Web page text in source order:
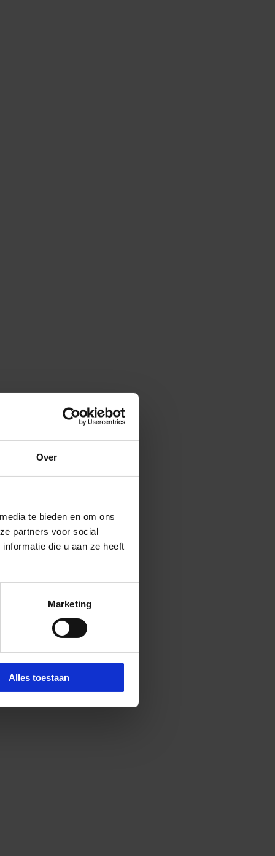
Over
te bieden en om ons
partners voor social
die u aan ze heeft
Marketing
Alles toestaan